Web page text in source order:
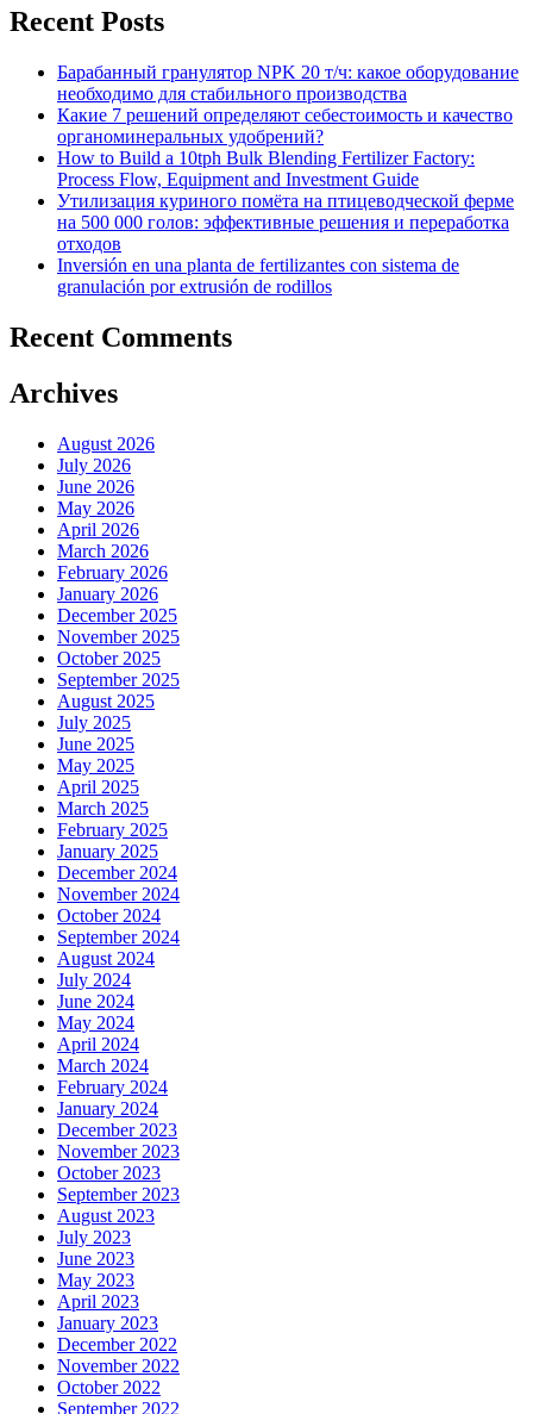
Recent Posts
Барабанный гранулятор NPK 20 т/ч: какое оборудование
необходимо для стабильного производства
Какие 7 решений определяют себестоимость и качество
органоминеральных удобрений?
How to Build a 10tph Bulk Blending Fertilizer Factory:
Process Flow, Equipment and Investment Guide
Утилизация куриного помёта на птицеводческой ферме
на 500 000 голов: эффективные решения и переработка
отходов
Inversión en una planta de fertilizantes con sistema de
granulación por extrusión de rodillos
Recent Comments
Archives
August 2026
July 2026
June 2026
May 2026
April 2026
March 2026
February 2026
January 2026
December 2025
November 2025
October 2025
September 2025
August 2025
July 2025
June 2025
May 2025
April 2025
March 2025
February 2025
January 2025
December 2024
November 2024
October 2024
September 2024
August 2024
July 2024
June 2024
May 2024
April 2024
March 2024
February 2024
January 2024
December 2023
November 2023
October 2023
September 2023
August 2023
July 2023
June 2023
May 2023
April 2023
January 2023
December 2022
November 2022
October 2022
September 2022